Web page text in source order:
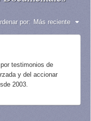
por: Más reciente
testimonios de
y del accionar
2003.